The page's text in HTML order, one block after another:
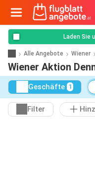
Laden Sie
Alle Angebote Wiener
Wiener Aktion
Geschäfte 1
Filter